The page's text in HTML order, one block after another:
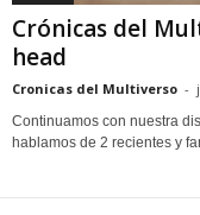
Crónicas del
head
Cronicas del Multiverso -
Continuamos con nuestra
hablamos de 2 recientes y